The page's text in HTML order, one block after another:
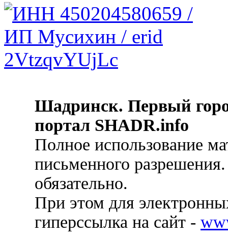
Шадринск. Первый
портал SHADR.info
Полное использование
письменного
обязательно.
При этом для
гиперссылка на сайт -